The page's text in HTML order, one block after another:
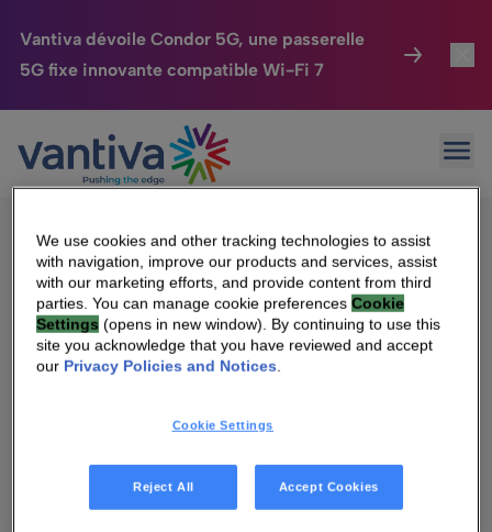
Vantiva dévoile Condor 5G, une passerelle
5G fixe innovante compatible Wi-Fi 7
Passer au contenu principal
Maison Connectée
HomeSight
Entreprise
Nos Engagements
Sorry, no results were found.
Rechercher :
Qui sommes-nous
Relations investisseurs
Nos engagements
We use cookies and other tracking technologies to assist
with navigation, improve our products and services, assist
with our marketing efforts, and provide content from third
parties. You can manage cookie preferencesCookie
Settings (opens in new window). By continuing to use this
site you acknowledge that you have reviewed and accept
our Privacy Policies and Notices.
Cookie Settings
Reject All Accept Cookies